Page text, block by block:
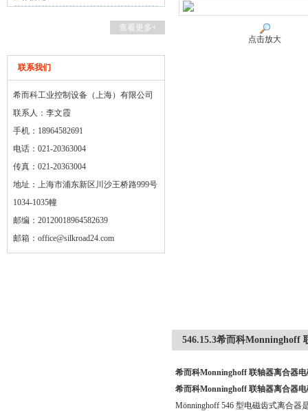
查看更多+
联系我们
希而科工业控制设备（上海）有限公司
联系人：李文霞
手机：18964582691
电话：021-20363004
传真：021-20363004
地址：上海市浦东新区川沙王桥路999号
1034-1035幢
邮编：20120018964582639
邮箱： office@silkroad24.com
点击放大
546.15.3希而科Monninghoff
希而科Monninghoff 联轴器离合器
希而科Monninghoff 联轴器离合器
Mönninghoff 546 型电磁齿式离合